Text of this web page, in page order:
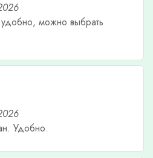
можно выбрать
Удобно.